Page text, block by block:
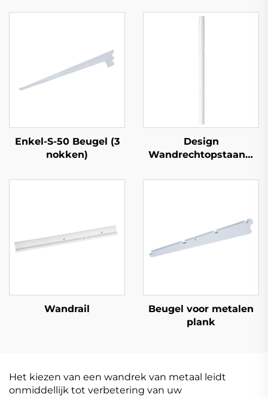
Enkel-S-50 Beugel (3
nokken)
Design
Wandrechtopstaand,
Wandrail
Beugel voor metalen
plank
Het kiezen van een wandrek van metaal leidt
onmiddellijk tot verbetering van uw